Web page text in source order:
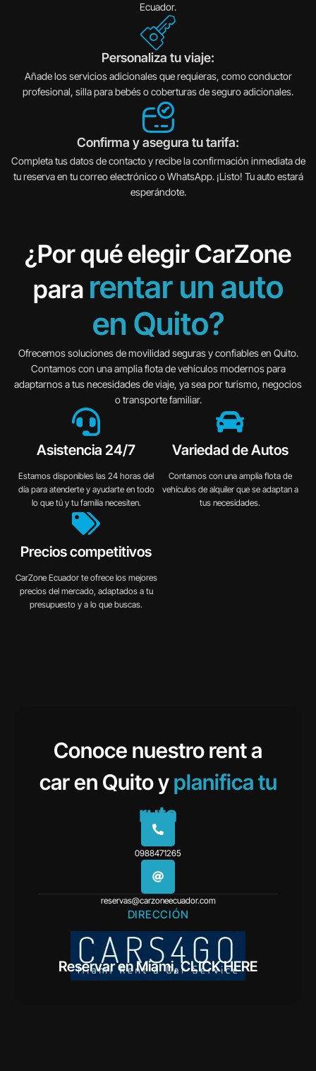
Ecuador.
Personaliza tu viaje:
Añade los servicios adicionales que requieras, como conductor
profesional, silla para bebés o coberturas de seguro adicionales.
Confirma y asegura tu tarifa:
Completa tus datos de contacto y recibe la confirmación inmediata de
tu reserva en tu correo electrónico o WhatsApp. ¡Listo! Tu auto estará
esperándote.
¿Por qué elegir CarZone
para rentar un auto
en Quito?
Ofrecemos soluciones de movilidad seguras y confiables en Quito.
Contamos con una amplia flota de vehículos modernos para
adaptarnos a tus necesidades de viaje, ya sea por turismo, negocios
o transporte familiar.
Asistencia 24/7
Estamos disponibles las 24 horas del
día para atenderte y ayudarte en todo
lo que tú y tu familia necesiten.
Precios competitivos
CarZone Ecuador te ofrece los mejores
precios del mercado, adaptados a tu
presupuesto y a lo que buscas.
Variedad de Autos
Contamos con una amplia flota de
vehículos de alquiler que se adaptan a
tus necesidades.
Conoce nuestro rent a
car en Quito yplanifica tu
ruta
0988471265
reservas@carzoneecuador.com
DIRECCIÓN
Francisco Granizo lote 27 y Mariscal Sucre
Reservar en Miami, CLICK HERE